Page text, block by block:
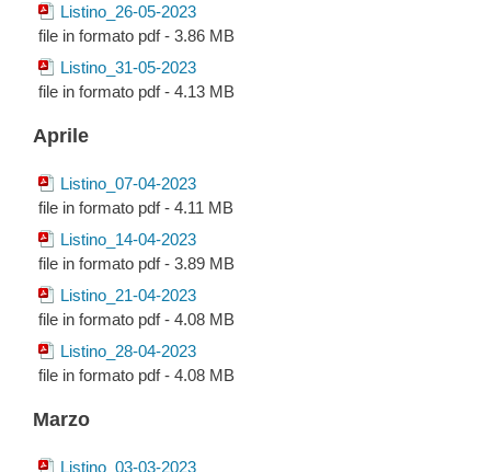
Listino_26-05-2023
file in formato pdf - 3.86 MB
Listino_31-05-2023
file in formato pdf - 4.13 MB
Aprile
Listino_07-04-2023
file in formato pdf - 4.11 MB
Listino_14-04-2023
file in formato pdf - 3.89 MB
Listino_21-04-2023
file in formato pdf - 4.08 MB
Listino_28-04-2023
file in formato pdf - 4.08 MB
Marzo
Listino_03-03-2023